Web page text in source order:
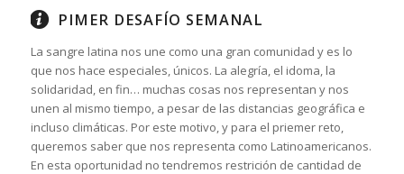
PIMER DESAFÍO SEMANAL
La sangre latina nos une como una gran comunidad y es lo
que nos hace especiales, únicos. La alegría, el idoma, la
solidaridad, en fin… muchas cosas nos representan y nos
unen al mismo tiempo, a pesar de las distancias geográfica e
incluso climáticas. Por este motivo, y para el priemer reto,
queremos saber que nos representa como Latinoamericanos.
En esta oportunidad no tendremos restrición de cantidad de